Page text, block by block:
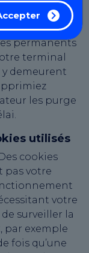
de votre
lorsque vous
permanents
terminal
y demeurent
les purge
utilisés
cookies
pas votre
votre
surveiller la
par exemple
fois qu’une